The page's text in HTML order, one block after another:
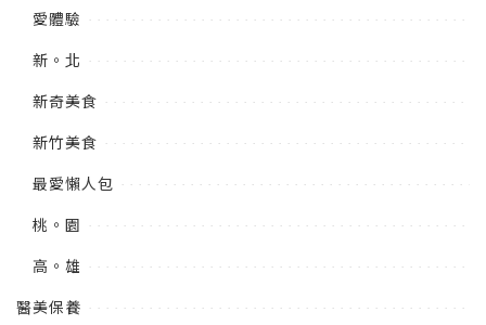
愛體驗
新。北
新奇美食
新竹美食
最愛懶人包
桃。園
高。雄
醫美保養